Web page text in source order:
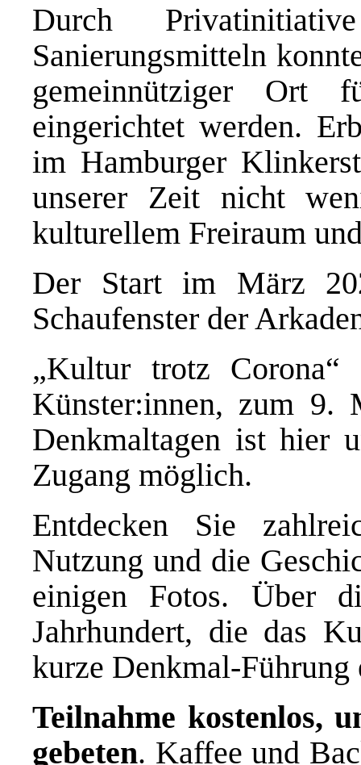
Durch
Sanierungsmitteln
gemeinnütziger Ort
eingerichtet werden.
im Hamburger
unserer Zeit nicht
kulturellem Freiraum
Der Start im März
Schaufenster der
„Kultur trotz
Künster:innen, zum
Denkmaltagen ist hier
Zugang möglich.
Entdecken Sie
Nutzung und die
einigen Fotos. Über
Jahrhundert, die das
kurze Denkmal-
Teilnahme kostenlos,
gebeten. Kaffee und